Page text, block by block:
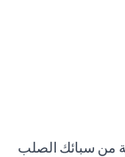
من سبائك الصلب